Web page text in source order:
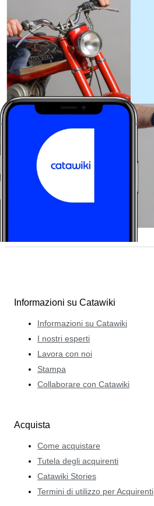
Informazioni su Catawiki
Informazioni su Catawiki
I nostri esperti
Lavora con noi
Stampa
Collaborare con Catawiki
Acquista
Come acquistare
Tutela degli acquirenti
Catawiki Stories
Termini di utilizzo per Acquirenti